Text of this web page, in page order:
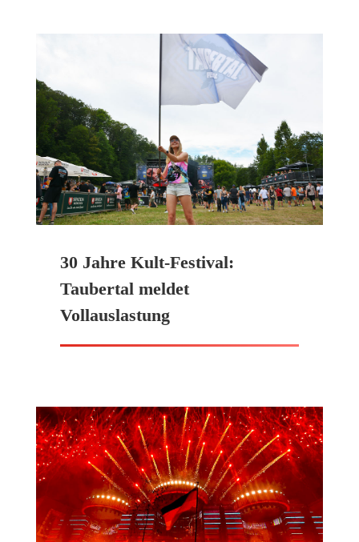
30 Jahre Kult-Festival:
Taubertal meldet
Vollauslastung